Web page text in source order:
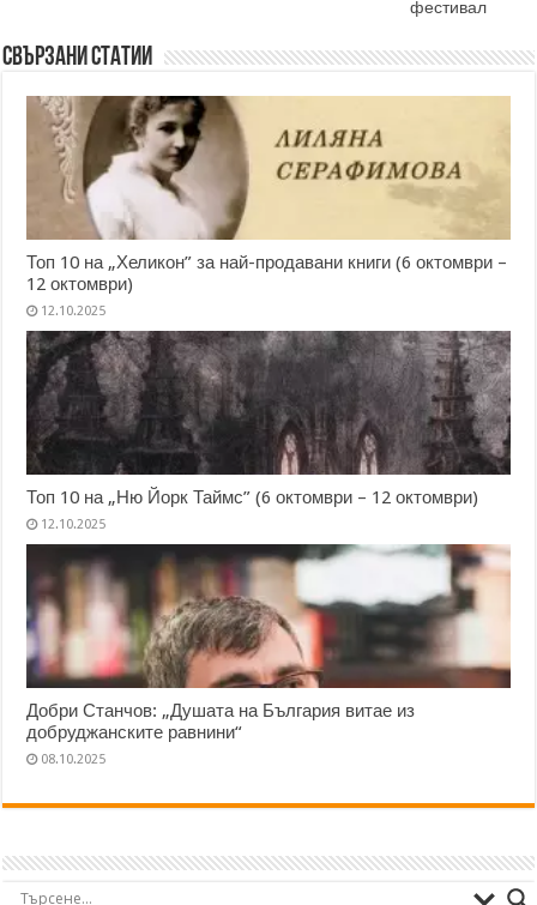
фестивал
Свързани статии
Топ 10 на „Хеликон” за най-продавани книги (6 октомври –
12 октомври)
12.10.2025
Топ 10 на „Ню Йорк Таймс” (6 октомври – 12 октомври)
12.10.2025
Добри Станчов: „Душата на България витае из
добруджанските равнини“
08.10.2025